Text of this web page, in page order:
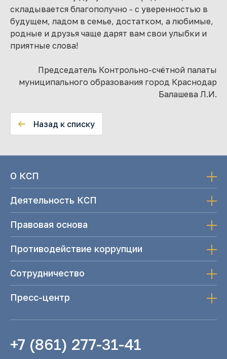
складывается благополучно - с уверенностью в
будущем, ладом в семье, достатком, а любимые,
родные и друзья чаще дарят вам свои улыбки и
приятные слова!
Председатель Контрольно-счётной палаты
муниципального образования город Краснодар
Балашева Л.И.
Назад к списку
О КСП
Деятельность КСП
Правовая основа
Противодействие коррупции
Сотрудничество
Пресс-центр
+7 (861) 277-31-41